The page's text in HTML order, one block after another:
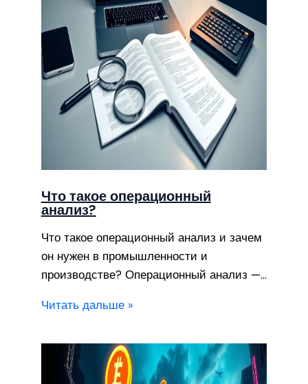
Что такое операционный
анализ?
Что такое операционный анализ и зачем
он нужен в промышленности и
производстве? Операционный анализ —…
Читать дальше »